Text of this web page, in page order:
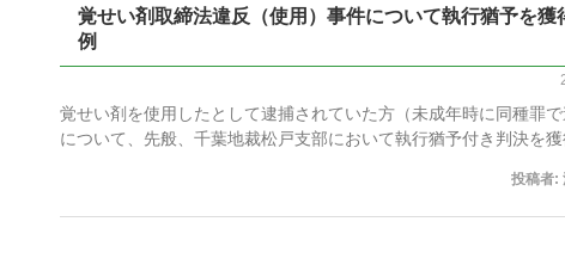
覚せい剤取締法違反（使用）事件について執行猶予を獲
例
覚せい剤を使用したとして逮捕されていた方（未成年時に同種罪で
について、先般、千葉地裁松戸支部において執行猶予付き判決を獲
投稿者: